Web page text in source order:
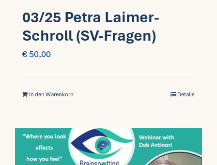
03/25 Petra Laimer-
Schroll (SV-Fragen)
€ 50,00
In den Warenkorb Details